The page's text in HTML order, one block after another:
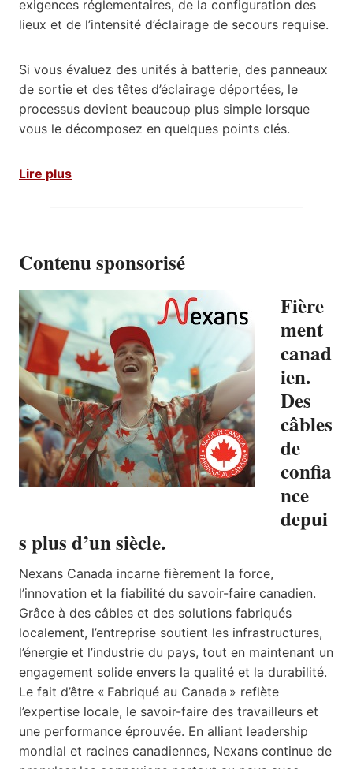
exigences réglementaires, de la configuration des
lieux et de l’intensité d’éclairage de secours requise.
Si vous évaluez des unités à batterie, des panneaux
de sortie et des têtes d’éclairage déportées, le
processus devient beaucoup plus simple lorsque
vous le décomposez en quelques points clés.
Lire plus
Contenu sponsorisé
Fière
ment
canad
ien.
Des
câbles
de
confia
nce
depui
s plus d’un siècle.
Nexans Canada incarne fièrement la force,
l’innovation et la fiabilité du savoir-faire canadien.
Grâce à des câbles et des solutions fabriqués
localement, l’entreprise soutient les infrastructures,
l’énergie et l’industrie du pays, tout en maintenant un
engagement solide envers la qualité et la durabilité.
Le fait d’être « Fabriqué au Canada » reflète
l’expertise locale, le savoir-faire des travailleurs et
une performance éprouvée. En alliant leadership
mondial et racines canadiennes, Nexans continue de